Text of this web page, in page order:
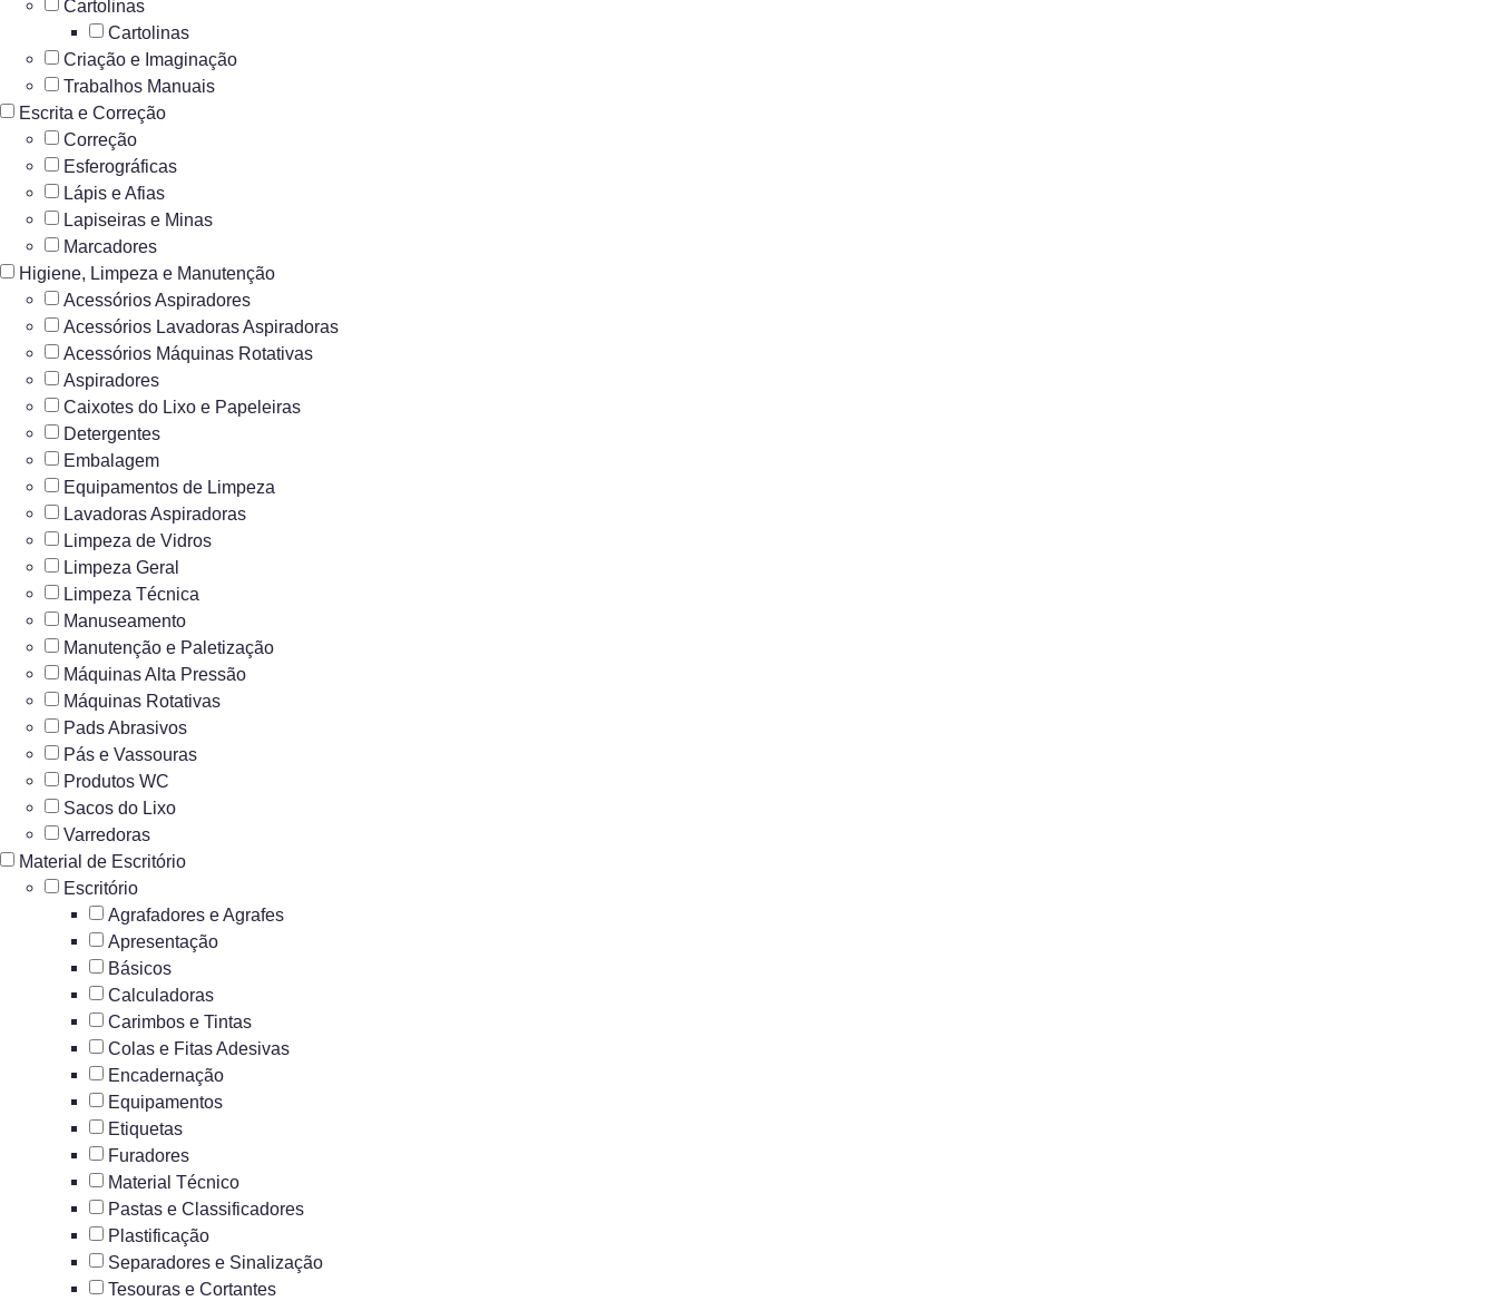
Cartolinas
Cartolinas
Criação e Imaginação
Trabalhos Manuais
Escrita e Correção
Correção
Esferográficas
Lápis e Afias
Lapiseiras e Minas
Marcadores
Higiene, Limpeza e Manutenção
Acessórios Aspiradores
Acessórios Lavadoras Aspiradoras
Acessórios Máquinas Rotativas
Aspiradores
Caixotes do Lixo e Papeleiras
Detergentes
Embalagem
Equipamentos de Limpeza
Lavadoras Aspiradoras
Limpeza de Vidros
Limpeza Geral
Limpeza Técnica
Manuseamento
Manutenção e Paletização
Máquinas Alta Pressão
Máquinas Rotativas
Pads Abrasivos
Pás e Vassouras
Produtos WC
Sacos do Lixo
Varredoras
Material de Escritório
Escritório
Agrafadores e Agrafes
Apresentação
Básicos
Calculadoras
Carimbos e Tintas
Colas e Fitas Adesivas
Encadernação
Equipamentos
Etiquetas
Furadores
Material Técnico
Pastas e Classificadores
Plastificação
Separadores e Sinalização
Tesouras e Cortantes